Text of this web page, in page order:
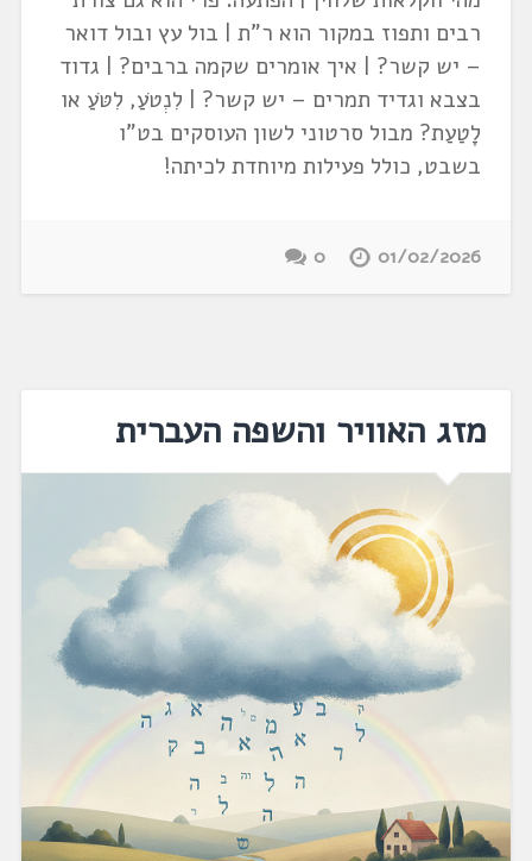
רבים ותפוז במקור הוא ר"ת | בול עץ ובול דואר
– יש קשר? | איך אומרים שקמה ברבים? | גדוד
בצבא וגדיד תמרים – יש קשר? | לִנְטֹעַ, לִטֹּעַ או
לָטַעַת? מבול סרטוני לשון העוסקים בט"ו
בשבט, כולל פעילות מיוחדת לכיתה!
01/02/2026
0
מזג האוויר והשפה העברית